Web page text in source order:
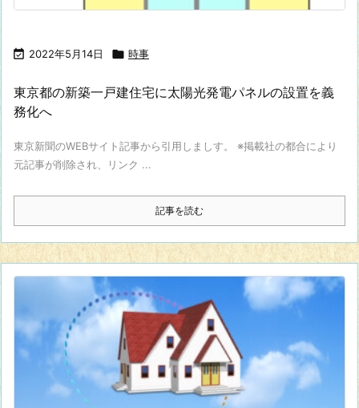
 2022年5月14日  時事
東京都の新築一戸建住宅に太陽光発電パネルの設置を義
務化へ
東京新聞のWEBサイト記事から引用しましす。 ※掲載社の都合により
元記事が削除され、リンク ...
記事を読む